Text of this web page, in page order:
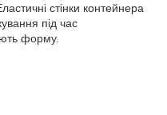
стінки контейнера
під час
форму.